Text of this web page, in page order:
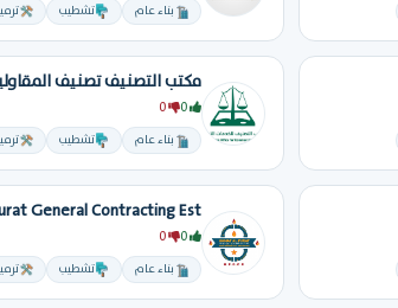
بناء عام تشطيب
مكتب التصنيف تصنيف
0
0
بناء عام تشطيب
General Contracting Est
0
0
بناء عام تشطيب